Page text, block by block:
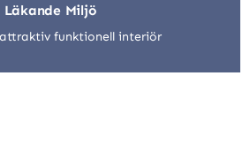
Läkande Miljö
attraktiv funktionell interiör